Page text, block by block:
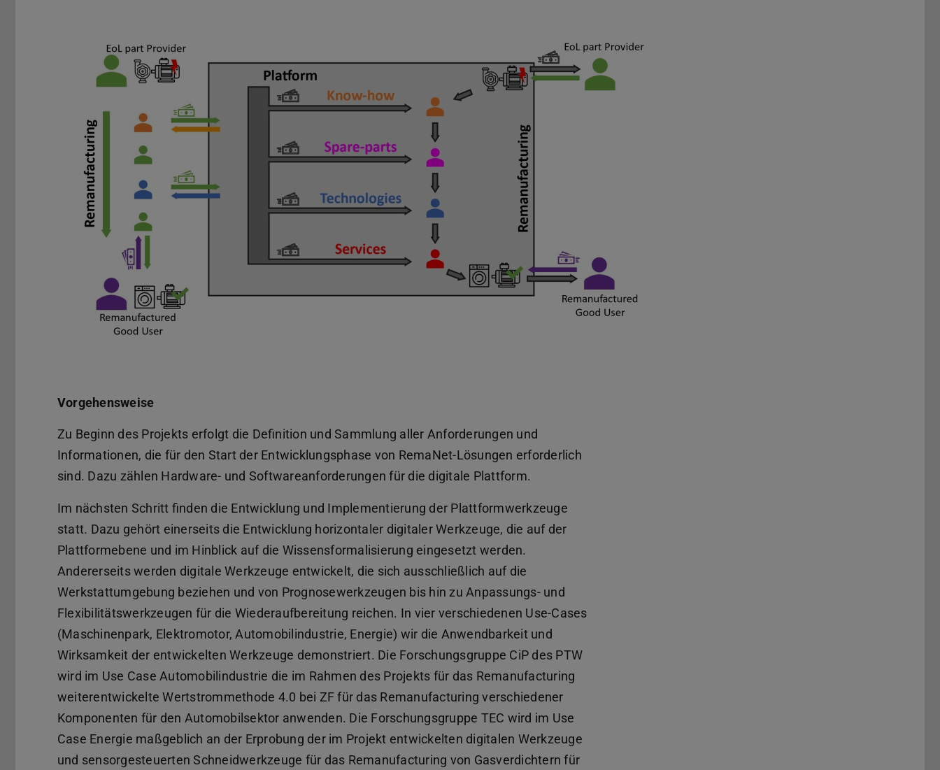
Vorgehensweise
Zu Beginn des Projekts erfolgt die Definition und Sammlung aller Anforderungen und
Informationen, die für den Start der Entwicklungsphase von RemaNet-Lösungen erforderlich
sind. Dazu zählen Hardware- und Softwareanforderungen für die digitale Plattform.
Im nächsten Schritt finden die Entwicklung und Implementierung der Plattformwerkzeuge
statt. Dazu gehört einerseits die Entwicklung horizontaler digitaler Werkzeuge, die auf der
Plattformebene und im Hinblick auf die Wissensformalisierung eingesetzt werden.
Andererseits werden digitale Werkzeuge entwickelt, die sich ausschließlich auf die
Werkstattumgebung beziehen und von Prognosewerkzeugen bis hin zu Anpassungs- und
Flexibilitätswerkzeugen für die Wiederaufbereitung reichen. In vier verschiedenen Use-Cases
(Maschinenpark, Elektromotor, Automobilindustrie, Energie) wir die Anwendbarkeit und
Wirksamkeit der entwickelten Werkzeuge demonstriert. Die Forschungsgruppe CiP des PTW
wird im Use Case Automobilindustrie die im Rahmen des Projekts für das Remanufacturing
weiterentwickelte Wertstrommethode 4.0 bei ZF für das Remanufacturing verschiedener
Komponenten für den Automobilsektor anwenden. Die Forschungsgruppe TEC wird im Use
Case Energie maßgeblich an der Erprobung der im Projekt entwickelten digitalen Werkzeuge
und sensorgesteuerten Schneidwerkzeuge für das Remanufacturing von Gasverdichtern für